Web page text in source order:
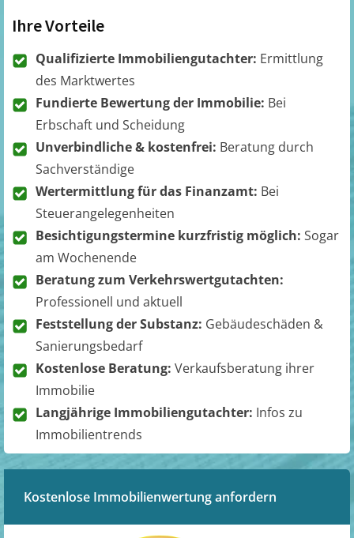
Ihre Vorteile
Qualifizierte Immobiliengutachter: Ermittlung
des Marktwertes
Fundierte Bewertung der Immobilie: Bei
Erbschaft und Scheidung
Unverbindliche & kostenfrei: Beratung durch
Sachverständige
Wertermittlung für das Finanzamt: Bei
Steuerangelegenheiten
Besichtigungstermine kurzfristig möglich: Sogar
am Wochenende
Beratung zum Verkehrswertgutachten:
Professionell und aktuell
Feststellung der Substanz: Gebäudeschäden &
Sanierungsbedarf
Kostenlose Beratung: Verkaufsberatung ihrer
Immobilie
Langjährige Immobiliengutachter: Infos zu
Immobilientrends
Kostenlose Immobilienwertung anfordern